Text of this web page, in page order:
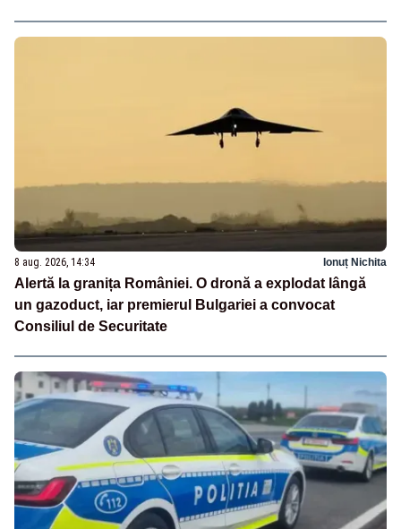
8 aug. 2026, 14:34 Ionuț Nichita
Alertă la granița României. O dronă a explodat lângă
un gazoduct, iar premierul Bulgariei a convocat
Consiliul de Securitate